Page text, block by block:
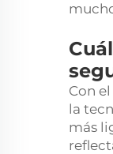
Con
la
más